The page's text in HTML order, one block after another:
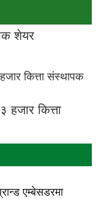
शेयर
हजार कित्ता
एम्बेसडरमा